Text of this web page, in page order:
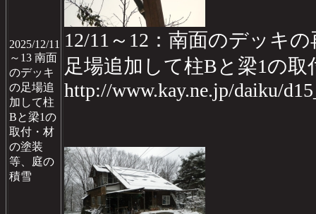
2025/12/11
～13 南面
のデッキ
の足場追
加して柱
Bと梁1の
取付・材
の塗装
等、庭の
積雪
12/11～12：南面のデッキの
足場追加して柱Bと梁1の取
http://www.kay.ne.jp/daiku/